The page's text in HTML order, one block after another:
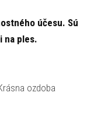
účesu. Sú
na ples.
ozdoba